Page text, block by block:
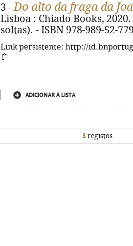
3 -Do alto da fraga da
Lisboa : Chiado Books,
soltas). - ISBN 978-989-52-
Link persistente: http://
ADICIONAR À LISTA
3 registos